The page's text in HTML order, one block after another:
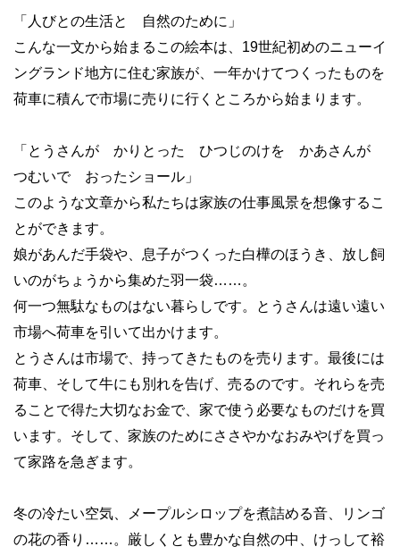
「人びとの生活と 自然のために」
こんな一文から始まるこの絵本は、19世紀初めのニューイ
ングランド地方に住む家族が、一年かけてつくったものを
荷車に積んで市場に売りに行くところから始まります。
「とうさんが かりとった ひつじのけを かあさんが
つむいで おったショール」
このような文章から私たちは家族の仕事風景を想像するこ
とができます。
娘があんだ手袋や、息子がつくった白樺のほうき、放し飼
いのがちょうから集めた羽一袋……。
何一つ無駄なものはない暮らしです。とうさんは遠い遠い
市場へ荷車を引いて出かけます。
とうさんは市場で、持ってきたものを売ります。最後には
荷車、そして牛にも別れを告げ、売るのです。それらを売
ることで得た大切なお金で、家で使う必要なものだけを買
います。そして、家族のためにささやかなおみやげを買っ
て家路を急ぎます。
冬の冷たい空気、メープルシロップを煮詰める音、リンゴ
の花の香り……。厳しくとも豊かな自然の中、けっして裕